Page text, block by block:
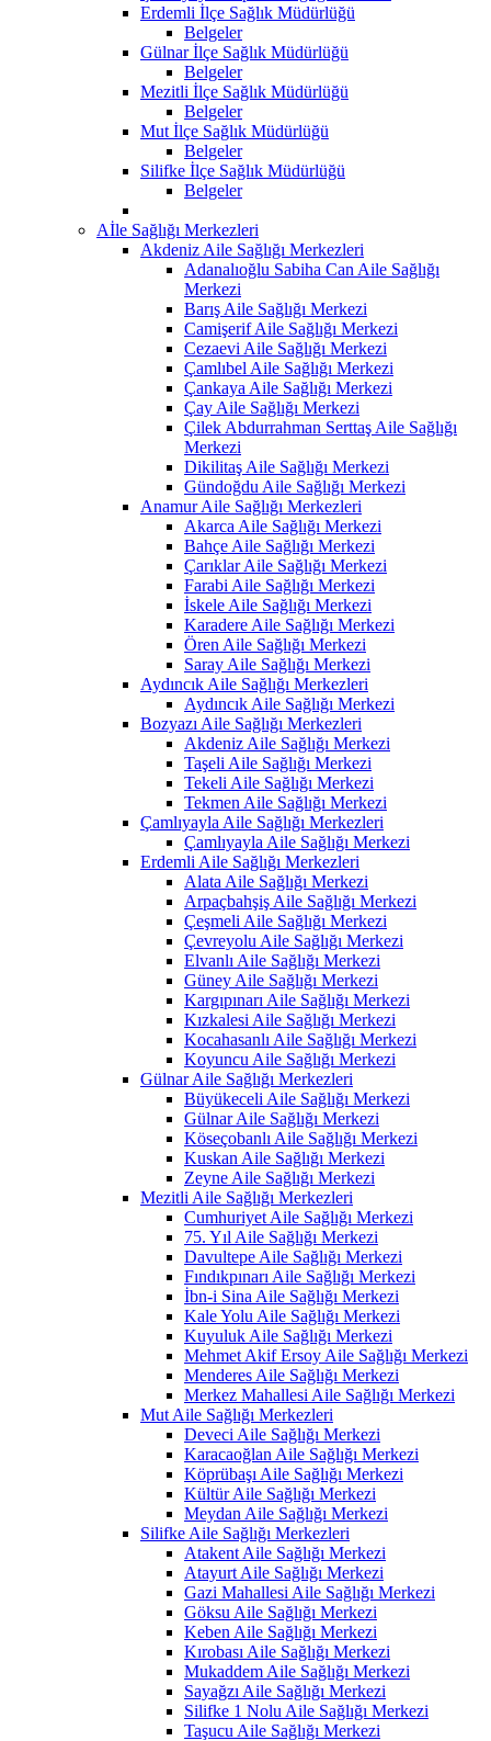
Erdemli İlçe Sağlık Müdürlüğü
Belgeler
Gülnar İlçe Sağlık Müdürlüğü
Belgeler
Mezitli İlçe Sağlık Müdürlüğü
Belgeler
Mut İlçe Sağlık Müdürlüğü
Belgeler
Silifke İlçe Sağlık Müdürlüğü
Belgeler
Aİle Sağlığı Merkezleri
Akdeniz Aile Sağlığı Merkezleri
Adanalıoğlu Sabiha Can Aile Sağlığı
Merkezi
Barış Aile Sağlığı Merkezi
Camişerif Aile Sağlığı Merkezi
Cezaevi Aile Sağlığı Merkezi
Çamlıbel Aile Sağlığı Merkezi
Çankaya Aile Sağlığı Merkezi
Çay Aile Sağlığı Merkezi
Çilek Abdurrahman Serttaş Aile Sağlığı
Merkezi
Dikilitaş Aile Sağlığı Merkezi
Gündoğdu Aile Sağlığı Merkezi
Anamur Aile Sağlığı Merkezleri
Akarca Aile Sağlığı Merkezi
Bahçe Aile Sağlığı Merkezi
Çarıklar Aile Sağlığı Merkezi
Farabi Aile Sağlığı Merkezi
İskele Aile Sağlığı Merkezi
Karadere Aile Sağlığı Merkezi
Ören Aile Sağlığı Merkezi
Saray Aile Sağlığı Merkezi
Aydıncık Aile Sağlığı Merkezleri
Aydıncık Aile Sağlığı Merkezi
Bozyazı Aile Sağlığı Merkezleri
Akdeniz Aile Sağlığı Merkezi
Taşeli Aile Sağlığı Merkezi
Tekeli Aile Sağlığı Merkezi
Tekmen Aile Sağlığı Merkezi
Çamlıyayla Aile Sağlığı Merkezleri
Çamlıyayla Aile Sağlığı Merkezi
Erdemli Aile Sağlığı Merkezleri
Alata Aile Sağlığı Merkezi
Arpaçbahşiş Aile Sağlığı Merkezi
Çeşmeli Aile Sağlığı Merkezi
Çevreyolu Aile Sağlığı Merkezi
Elvanlı Aile Sağlığı Merkezi
Güney Aile Sağlığı Merkezi
Kargıpınarı Aile Sağlığı Merkezi
Kızkalesi Aile Sağlığı Merkezi
Kocahasanlı Aile Sağlığı Merkezi
Koyuncu Aile Sağlığı Merkezi
Gülnar Aile Sağlığı Merkezleri
Büyükeceli Aile Sağlığı Merkezi
Gülnar Aile Sağlığı Merkezi
Köseçobanlı Aile Sağlığı Merkezi
Kuskan Aile Sağlığı Merkezi
Zeyne Aile Sağlığı Merkezi
Mezitli Aile Sağlığı Merkezleri
Cumhuriyet Aile Sağlığı Merkezi
75. Yıl Aile Sağlığı Merkezi
Davultepe Aile Sağlığı Merkezi
Fındıkpınarı Aile Sağlığı Merkezi
İbn-i Sina Aile Sağlığı Merkezi
Kale Yolu Aile Sağlığı Merkezi
Kuyuluk Aile Sağlığı Merkezi
Mehmet Akif Ersoy Aile Sağlığı Merkezi
Menderes Aile Sağlığı Merkezi
Merkez Mahallesi Aile Sağlığı Merkezi
Mut Aile Sağlığı Merkezleri
Deveci Aile Sağlığı Merkezi
Karacaoğlan Aile Sağlığı Merkezi
Köprübaşı Aile Sağlığı Merkezi
Kültür Aile Sağlığı Merkezi
Meydan Aile Sağlığı Merkezi
Silifke Aile Sağlığı Merkezleri
Atakent Aile Sağlığı Merkezi
Atayurt Aile Sağlığı Merkezi
Gazi Mahallesi Aile Sağlığı Merkezi
Göksu Aile Sağlığı Merkezi
Keben Aile Sağlığı Merkezi
Kırobası Aile Sağlığı Merkezi
Mukaddem Aile Sağlığı Merkezi
Sayağzı Aile Sağlığı Merkezi
Silifke 1 Nolu Aile Sağlığı Merkezi
Taşucu Aile Sağlığı Merkezi